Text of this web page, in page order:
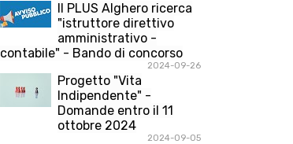
Il PLUS Alghero ricerca
"istruttore direttivo
amministrativo -
contabile" - Bando di concorso
2024-09-26
Progetto "Vita
Indipendente" -
Domande entro il 11
ottobre 2024
2024-09-05